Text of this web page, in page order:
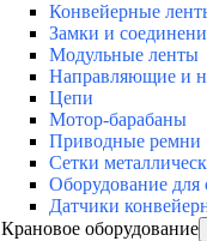
Конвейерные
Замки и
Модульные ленты
Направляющие и
Цепи
Мотор-барабаны
Приводные ремни
Сетки
Оборудование для
Датчики
Крановое оборудование